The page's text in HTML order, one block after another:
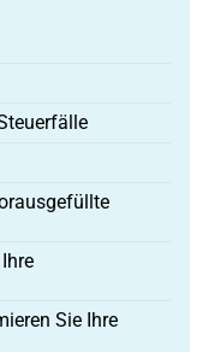
Sie Ihre